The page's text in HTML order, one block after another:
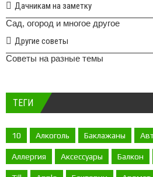
Дачникам на заметку
Сад, огород и многое другое
Другие советы
Советы на разные темы
ТЕГИ
10 Алкоголь Баклажаны
Аллергия Аксессуары Балкон